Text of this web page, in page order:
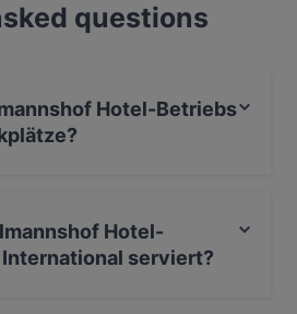
bist,
im Sengelmannshof Hotel-
questions
Hotel-Betriebs
Hotel-
International serviert?